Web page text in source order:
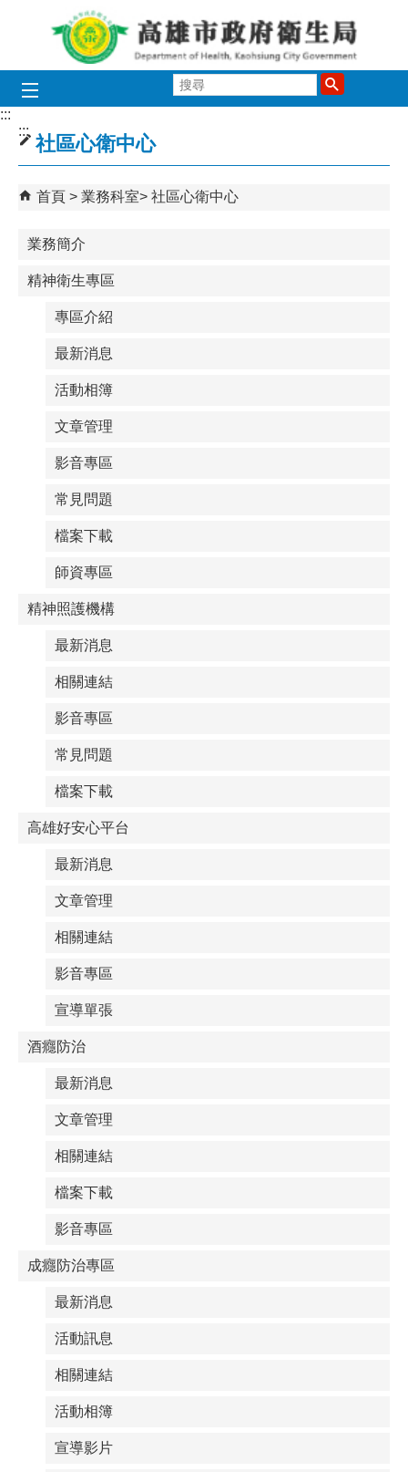
跳到主要內容區塊
尋
:::
:::
社區心衛中心
首頁 業務科室 社區心衛中心
業務簡介
精神衛生專區
專區介紹
最新消息
活動相簿
文章管理
影音專區
常見問題
檔案下載
師資專區
精神照護機構
最新消息
相關連結
影音專區
常見問題
檔案下載
高雄好安心平台
最新消息
文章管理
相關連結
影音專區
宣導單張
酒癮防治
最新消息
文章管理
相關連結
檔案下載
影音專區
成癮防治專區
最新消息
活動訊息
相關連結
活動相簿
宣導影片